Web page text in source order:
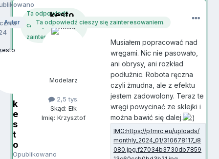
Ta odpowiedź
cieszy się
zainteresowaniem.
k
e
s
t
o
Opublikowano
kesto
Modelarz
2,5 tys.
Skąd: Ełk
Imię: Krzysztof
Autor Ta odpowiedź cieszy się zainteresowaniem.
Musiałem popracować nad
wręgami. Nic nie pasowało,
ani obrysy, ani rozkład
podłużnic. Robota ręczna
czyli żmudna, ale z efektu
jestem zadowolony. Teraz te
wręgi powycinać ze sklejki i
można bawić się dalej.